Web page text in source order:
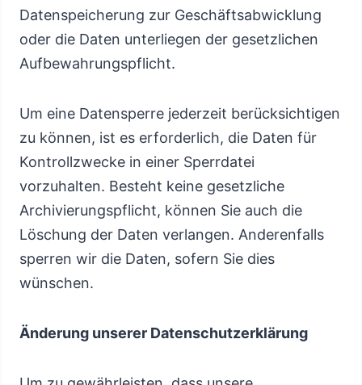
Datenspeicherung zur Geschäftsabwicklung
oder die Daten unterliegen der gesetzlichen
Aufbewahrungspflicht.
Um eine Datensperre jederzeit berücksichtigen
zu können, ist es erforderlich, die Daten für
Kontrollzwecke in einer Sperrdatei
vorzuhalten. Besteht keine gesetzliche
Archivierungspflicht, können Sie auch die
Löschung der Daten verlangen. Anderenfalls
sperren wir die Daten, sofern Sie dies
wünschen.
Änderung unserer Datenschutzerklärung